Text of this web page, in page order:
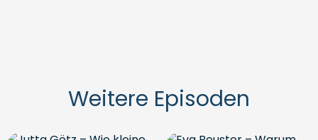
Weitere Episoden